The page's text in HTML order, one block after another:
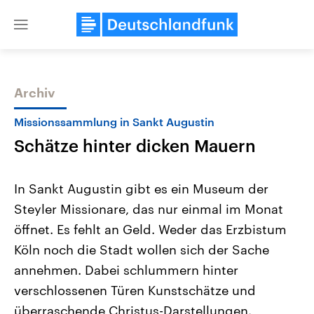
Close
Themen
Landtagswahl Sachsen-Anhalt
2026
Alle Informationen
Sachsen-Anhalt wählt am 6.
September 2026 einen neuen
Bundesland von einer Koalition aus
USA
Aktuelle Beiträge,
Hintergründe
Wirtschaftlich und
gehören die Vereinigten
mit großem Einfluss auf
Archiv
Missionssammlung in Sankt Augustin
Schätze hinter dicken Mauern
In Sankt Augustin gibt es ein Museum der
Steyler Missionare, das nur einmal im Monat
öffnet. Es fehlt an Geld. Weder das Erzbistum
Köln noch die Stadt wollen sich der Sache
annehmen. Dabei schlummern hinter
verschlossenen Türen Kunstschätze und
überraschende Christus-Darstellungen.